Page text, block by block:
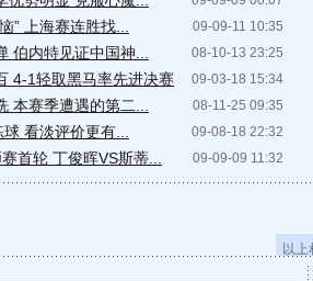
09-09-11 10:35
” 上海赛连胜找...
08-10-13 23:25
伯内特见证中国神...
09-03-18 15:34
4-1轻取黑马率先进决赛
08-11-25 09:35
本赛季遭遇的第二...
09-08-18 22:32
看淡评价更有...
09-09-09 11:32
首轮 丁俊晖VS斯蒂...
以